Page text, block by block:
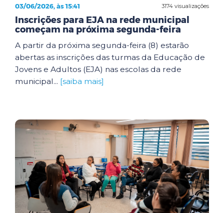
3174 visualizações
03/06/2026, às 15:41
Inscrições para EJA na rede municipal
começam na próxima segunda-feira
A partir da próxima segunda-feira (8) estarão
abertas as inscrições das turmas da Educação de
Jovens e Adultos (EJA) nas escolas da rede
municipal... [saiba mais]